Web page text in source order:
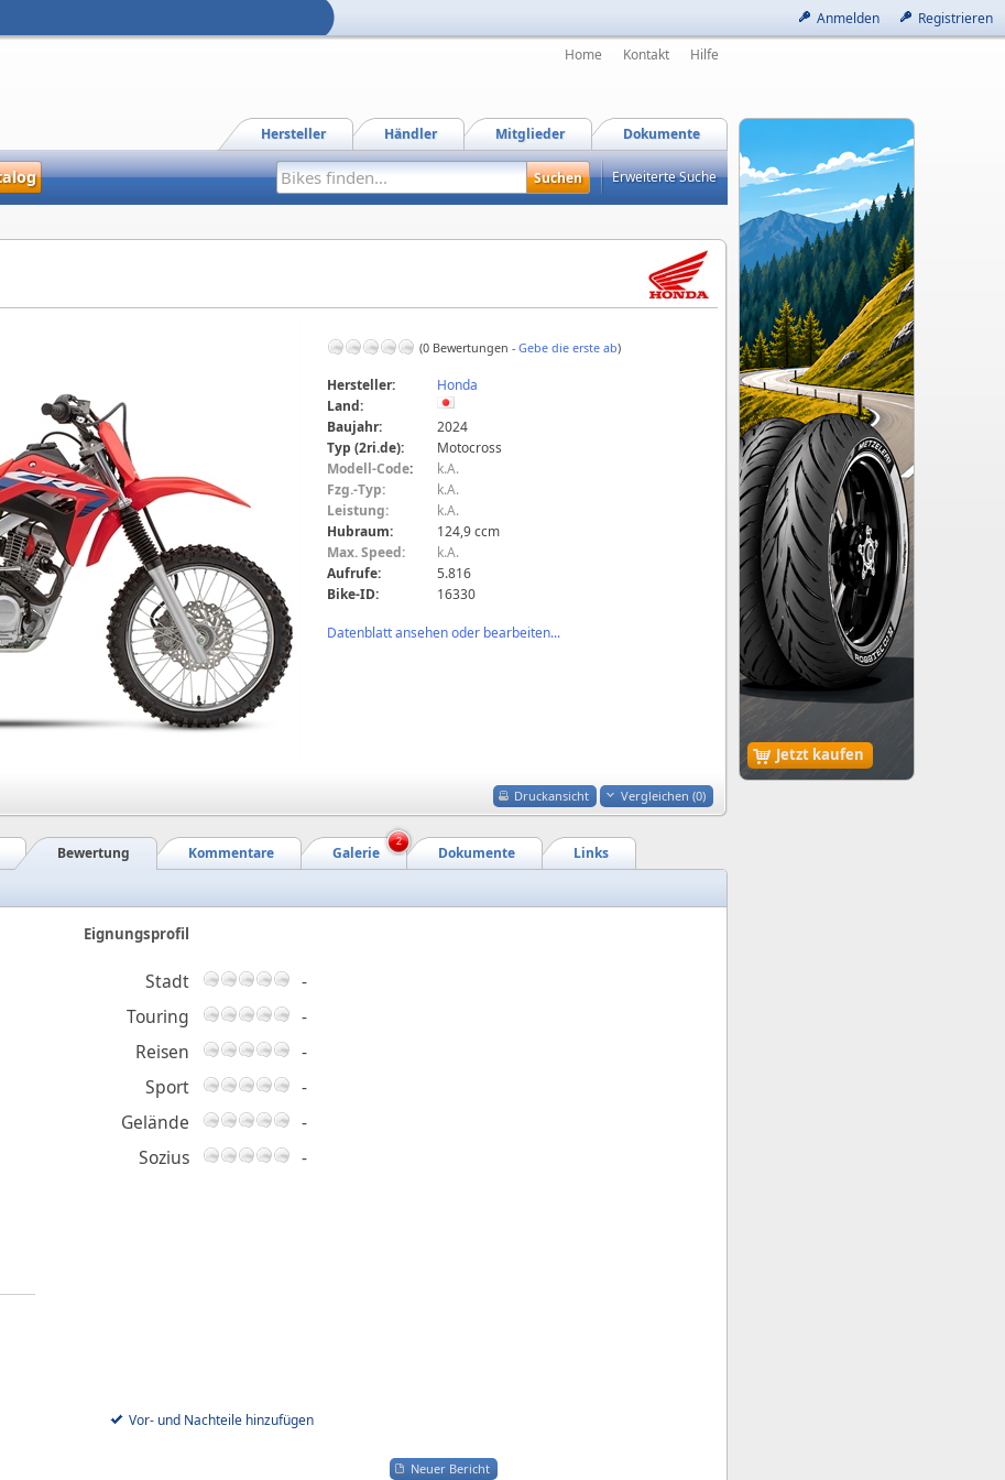
Anmelden Registrieren
Jetzt kaufen
Home Kontakt Hilfe
Dokumente
Mitglieder
Händler
Hersteller
Erweiterte Suche
(0 Bewertungen - Gebe die erste ab)
Hersteller:
Honda
Land:
Baujahr:
2024
Typ (2ri.de):
Motocross
Modell-Code:
k.A.
Fzg.-Typ:
k.A.
Leistung:
k.A.
Hubraum:
124,9 ccm
Max. Speed:
k.A.
Aufrufe:
5.816
Bike-ID:
16330
Datenblatt ansehen oder bearbeiten...
Druckansicht Vergleichen (0)
Links
Dokumente
Galerie
Kommentare
Bewertung
2
Eignungsprofil
Stadt
-
Touring
-
Reisen
-
Sport
-
Gelände
-
Sozius
-
Vor- und Nachteile hinzufügen
Neuer Bericht